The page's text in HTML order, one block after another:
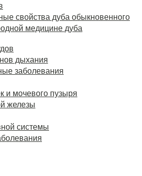
свойства дуба обыкновенного
медицине дуба
дыхания
заболевания
и мочевого пузыря
железы
системы